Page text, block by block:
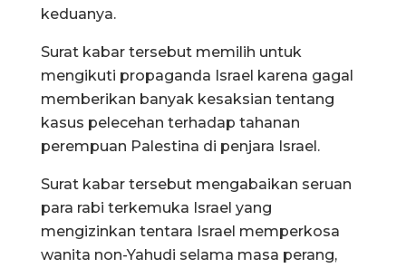
keduanya.
Surat kabar tersebut memilih untuk
mengikuti propaganda Israel karena gagal
memberikan banyak kesaksian tentang
kasus pelecehan terhadap tahanan
perempuan Palestina di penjara Israel.
Surat kabar tersebut mengabaikan seruan
para rabi terkemuka Israel yang
mengizinkan tentara Israel memperkosa
wanita non-Yahudi selama masa perang,